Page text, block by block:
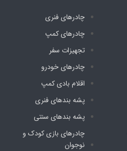
چادرهای فنری
چادرهای کمپ
تجهیزات سفر
چادرهای خودرو
اقلام بادی کمپ
پشه‌ بندهای فنری
پشه‌ بندهای سنتی
چادرهای بازی کودک و
نوجوان